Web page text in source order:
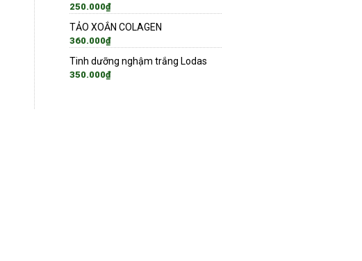
250.000₫
TẢO XOẮN COLAGEN
360.000₫
Tinh dưỡng nghậm trắng Lodas
350.000₫